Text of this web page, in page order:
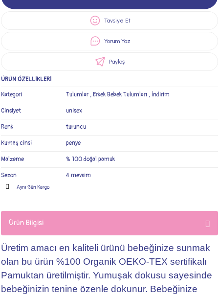
Tavsiye Et
Yorum Yaz
Paylaş
ÜRÜN ÖZELLİKLERİ
Kategori Tulumlar ,Erkek Bebek Tulumları , İndirim
Cinsiyet unisex
Renk turuncu
Kumaş cinsi penye
Malzeme % 100 doğal pamuk
Sezon 4 mevsim
Aynı Gün Kargo
Ürün Bilgisi
Üretim amacı en kaliteli ürünü bebeğinize sunmak
olan bu ürün %100 Organik OEKO-TEX sertifikalı
Pamuktan üretilmiştir. Yumuşak dokusu sayesinde
bebeğinizin tenine özenle dokunur. Bebeğinize